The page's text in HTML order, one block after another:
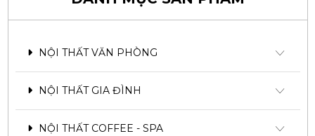
NỘI THẤT VĂN PHÒNG
NỘI THẤT GIA ĐÌNH
NỘI THẤT COFFEE - SPA